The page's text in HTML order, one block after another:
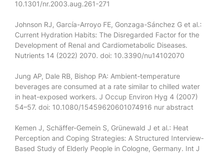
10.1301/nr.2003.aug.261-271
Johnson RJ, García-Arroyo FE, Gonzaga-Sánchez G et al.:
Current Hydration Habits: The Disregarded Factor for the
Development of Renal and Cardiometabolic Diseases.
Nutrients 14 (2022) 2070. doi: 10.3390/nu14102070
Jung AP, Dale RB, Bishop PA: Ambient-temperature
beverages are consumed at a rate similar to chilled water
in heat-exposed workers. J Occup Environ Hyg 4 (2007)
54–57. doi: 10.1080/15459620601074916 nur abstract
Kemen J, Schäffer-Gemein S, Grünewald J et al.: Heat
Perception and Coping Strategies: A Structured Interview-
Based Study of Elderly People in Cologne, Germany. Int J